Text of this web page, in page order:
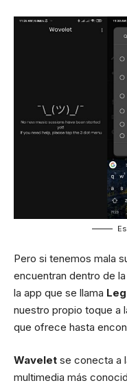
Pero si tenemos mala
encuentran dentro de
la app que se llama
nuestro propio toque a
que ofrece hasta
Wavelet se conecta a
multimedia más